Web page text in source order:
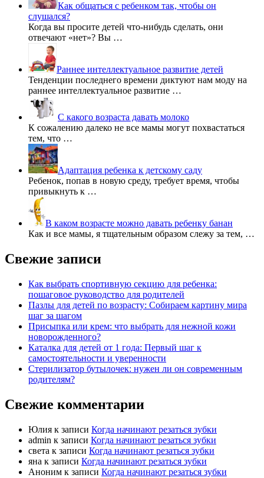
Как общаться с ребенком так, чтобы он
слушался?
Когда вы просите детей что-нибудь сделать, они
отвечают «нет»? Вы …
Раннее интеллектуальное развитие детей
Тенденции последнего времени диктуют нам моду на
раннее интеллектуальное развитие …
С какого возраста давать молоко
К сожалению далеко не все мамы могут похвастаться
тем, что …
Адаптация ребенка к детскому саду
Ребенок, попав в новую среду, требует время, чтобы
привыкнуть к …
В каком возрасте можно давать ребенку банан
Как и все мамы, я тщательным образом слежу за тем, …
Свежие записи
Как выбрать спортивную секцию для ребенка:
пошаговое руководство для родителей
Пазлы для детей по возрасту: Собираем картину мира
шаг за шагом
Присыпка или крем: что выбрать для нежной кожи
новорожденного?
Каталка для детей от 1 года: Первый шаг к
самостоятельности и уверенности
Стерилизатор бутылочек: нужен ли он современным
родителям?
Свежие комментарии
Юлия к записи Когда начинают резаться зубки
admin к записи Когда начинают резаться зубки
света к записи Когда начинают резаться зубки
яна к записи Когда начинают резаться зубки
Аноним к записи Когда начинают резаться зубки